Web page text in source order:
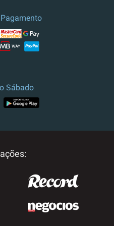
válidos para
destinos, por
Sábado